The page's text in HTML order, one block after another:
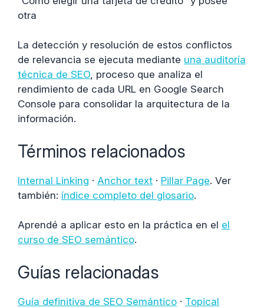
otra
La detección y resolución de estos conflictos
de relevancia se ejecuta mediante una auditoría
técnica de SEO, proceso que analiza el
rendimiento de cada URL en Google Search
Console para consolidar la arquitectura de la
información.
Términos relacionados
Internal Linking · Anchor text · Pillar Page. Ver
también: índice completo del glosario.
Aprendé a aplicar esto en la práctica en el el
curso de SEO semántico.
Guías relacionadas
Guía definitiva de SEO Semántico · Topical